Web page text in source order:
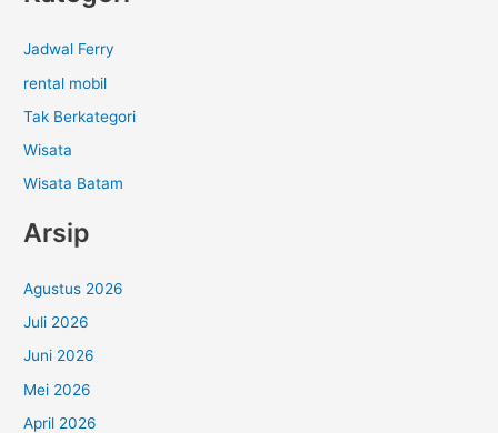
Jadwal Ferry
rental mobil
Tak Berkategori
Wisata
Wisata Batam
Arsip
Agustus 2026
Juli 2026
Juni 2026
Mei 2026
April 2026